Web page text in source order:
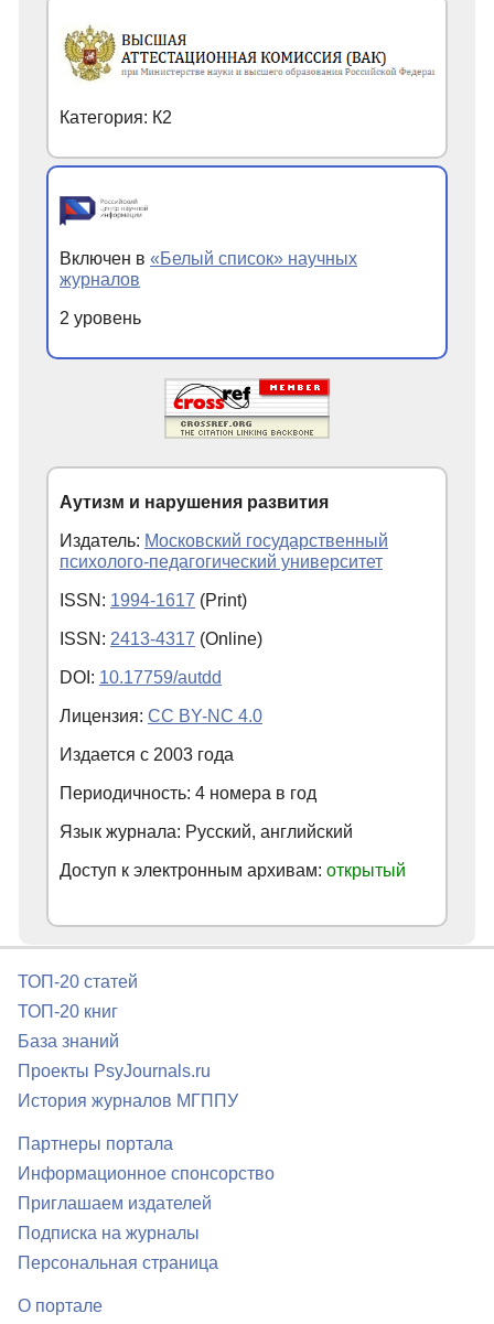
Категория: К2
Включен в «Белый список» научных
журналов
2 уровень
Аутизм и нарушения развития
Издатель: Московский государственный
психолого-педагогический университет
ISSN: 1994-1617 (Print)
ISSN: 2413-4317 (Online)
DOI: 10.17759/autdd
Лицензия: CC BY-NC 4.0
Издается с 2003 года
Периодичность: 4 номера в год
Язык журнала: Русский, английский
Доступ к электронным архивам: открытый
ТОП-20 статей
ТОП-20 книг
База знаний
Проекты PsyJournals.ru
История журналов МГППУ
Партнеры портала
Информационное спонсорство
Приглашаем издателей
Подписка на журналы
Персональная страница
О портале